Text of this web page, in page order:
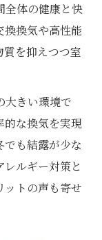
全体の健康と快
換換気や高性能
質を抑えつつ室
大きい環境で
的な換気を実現
も結露が少な
ルギー対策と
ットの声も寄せ